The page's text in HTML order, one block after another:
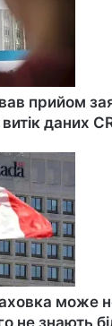
прийом
даних
може
не знають